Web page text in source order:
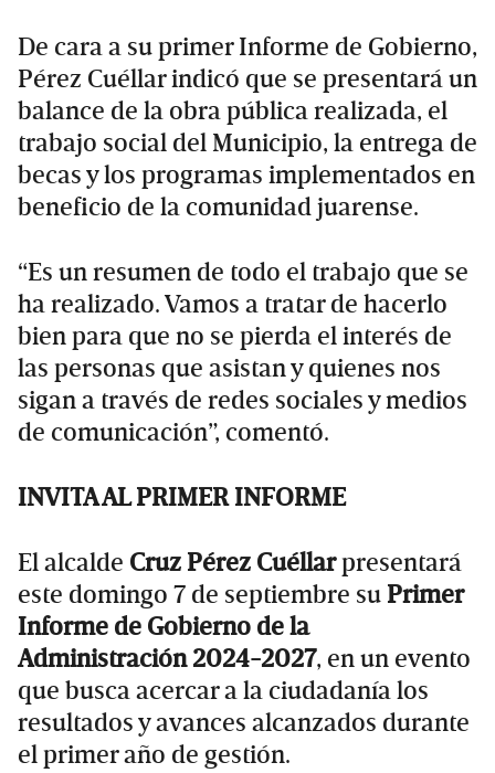
De cara a su primer Informe de Gobierno,
Pérez Cuéllar indicó que se presentará un
balance de la obra pública realizada, el
trabajo social del Municipio, la entrega de
becas y los programas implementados en
beneficio de la comunidad juarense.
“Es un resumen de todo el trabajo que se
ha realizado. Vamos a tratar de hacerlo
bien para que no se pierda el interés de
las personas que asistan y quienes nos
sigan a través de redes sociales y medios
de comunicación”, comentó.
INVITA AL PRIMER INFORME
El alcalde Cruz Pérez Cuéllarpresentará
este domingo 7 de septiembre su Primer
Informe de Gobierno de la
Administración 2024-2027, en un evento
que busca acercar a la ciudadanía los
resultados y avances alcanzados durante
el primer año de gestión.